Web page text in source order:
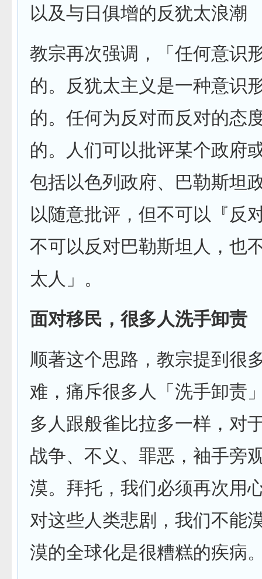
以及与日俱增的反犹太浪潮
教宗再次强调，「任何意识
的。反犹太主义是一种意识
的。任何为反对而反对的态
的。人们可以批评某个政府
包括以色列政府、巴勒斯坦
以随意批评，但不可以『反
不可以反对巴勒斯坦人，也
太人」。
面对移民，很多人洗手卸责
顺著这个思路，教宗提到很
难，痛斥很多人「洗手卸责
多人跟般雀比拉多一样，对
战争、不义、罪恶，袖手旁
漠。拜托，我们必须再次用
对这些人类悲剧，我们不能
漠的全球化是很糟糕的疾病